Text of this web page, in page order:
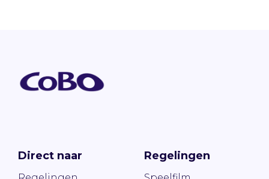
Direct naar Regelingen